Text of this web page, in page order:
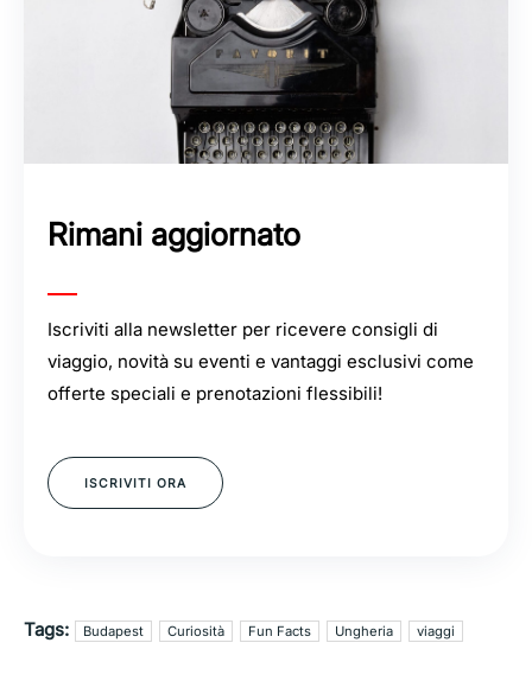
Rimani aggiornato
Iscriviti alla newsletter per ricevere consigli di
viaggio, novità su eventi e vantaggi esclusivi come
offerte speciali e prenotazioni flessibili!
ISCRIVITI ORA
Tags: Budapest Curiosità Fun Facts Ungheria viaggi